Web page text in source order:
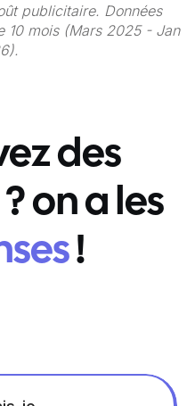
publicitaire. Données
10 mois (Mars 2025 - Jan
des
? on a les
!